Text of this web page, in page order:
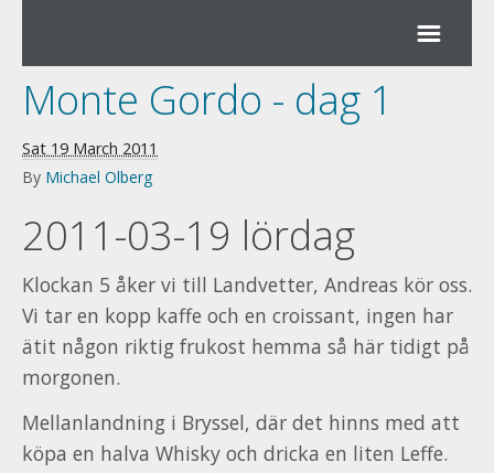
Front page
Monte Gordo - dag 1
Sat 19 March 2011
By Michael Olberg
2011-03-19 lördag
Klockan 5 åker vi till Landvetter, Andreas kör oss.
Vi tar en kopp kaffe och en croissant, ingen har
ätit någon riktig frukost hemma så här tidigt på
morgonen.
Mellanlandning i Bryssel, där det hinns med att
köpa en halva Whisky och dricka en liten Leffe.